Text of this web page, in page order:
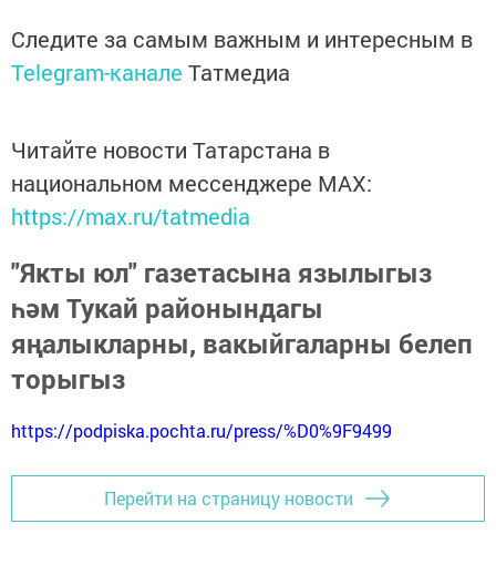
Следите за самым важным и интересным в
Telegram-канале Татмедиа
Читайте новости Татарстана в
национальном мессенджере MАХ:
https://max.ru/tatmedia
"Якты юл" газетасына язылыгыз
һәм Тукай районындагы
яңалыкларны, вакыйгаларны белеп
торыгыз
https://podpiska.pochta.ru/press/%D0%9F9499
Перейти на страницу новости